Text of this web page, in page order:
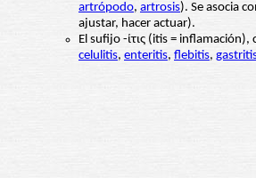
artrópodo, artrosis). Se asocia
ajustar, hacer actuar).
El sufijo -ίτις (itis = inflamación),
celulitis, enteritis, flebitis,